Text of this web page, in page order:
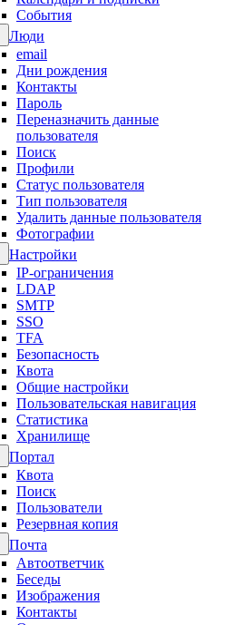
События
Люди
email
Дни рождения
Контакты
Пароль
Переназначить данные
пользователя
Поиск
Профили
Статус пользователя
Тип пользователя
Удалить данные пользователя
Фотографии
Настройки
IP-ограничения
LDAP
SMTP
SSO
TFA
Безопасность
Квота
Общие настройки
Пользовательская навигация
Статистика
Хранилище
Портал
Квота
Поиск
Пользователи
Резервная копия
Почта
Автоответчик
Беседы
Изображения
Контакты